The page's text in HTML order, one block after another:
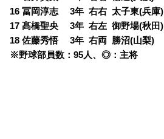
16 冨岡淳志 3年 右右 太子東(兵庫)
17 髙橋聖央 3年 右左 御野場(秋田)
18 佐藤秀悟 3年 右両 勝沼(山梨)
※野球部員数：95人、◎：主将